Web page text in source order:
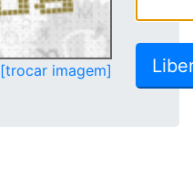
[trocar imagem]